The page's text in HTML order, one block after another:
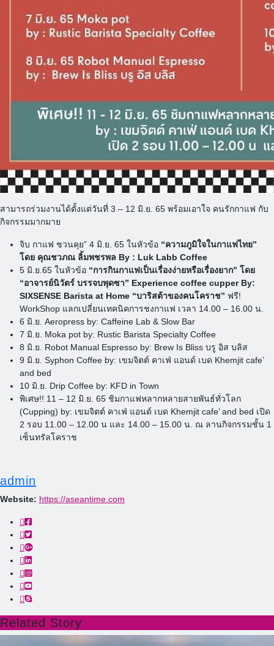
สามารถร่วมงานได้ตั้งแต่วันที่ 3 – 12 มิ.ย. 65 พร้อมเอาใจ คนรักกาแฟ กับ
กิจกรรมมากมาย
จิบ กาแฟ ชวนคุย” 4 มิ.ย. 65 ในหัวข้อ “ความภูมิใจในกาแฟไทย”
โดย คุณชวภณ ลิ้มพชรพล By : Luk Labb Coffee
5 มิ.ย.65 ในหัวข้อ “การกินกาแฟเป็นเรื่องง่ายหรือเรื่องยาก” โดย
“อาจารย์นิวัตร์ บรรจบพุดซา” Experience coffee cupper By:
SIXSENSE Barista at Home “บาริสต้าของคนโคราช” ฟรี!
WorkShop แลกเปลี่ยนเทคนิคการชงกาแฟ เวลา 14.00 – 16.00 น.
6 มิ.ย. Aeropress by: Caffeine Lab & Slow Bar
7 มิ.ย. Moka pot by: Rustic Barista Specialty Coffee
8 มิ.ย. Robot Manual Espresso by: Brew Is Bliss บรู อิส บลิส
9 มิ.ย. Syphon Coffee by: เขมจิตต์ คาเฟ่ แอนด์ เบด Khemjit cafe’
and bed
10 มิ.ย. Drip Coffee by: KFD in Town
พิเศษ!! 11 – 12 มิ.ย. 65 ชิมกาแฟหลากหลายสายพันธ์ทั่วโลก
(Cupping) by: เขมจิตต์ คาเฟ่ แอนด์ เบด Khemjit cafe’ and bed เปิด
2 รอบ 11.00 – 12.00 น และ 14.00 – 15.00 น. ณ ลานกิจกรรมชั้น 1
เซ็นทรัลโคราช
admin
Website: https://aseantime.com
Related Story